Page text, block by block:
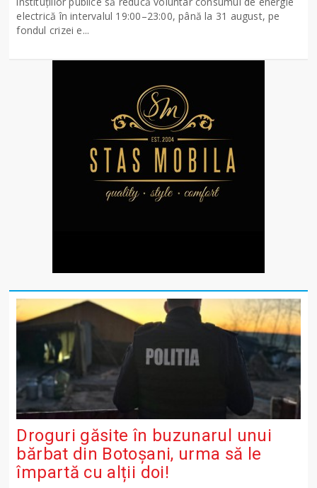
electrică în intervalul 19:00–23:00, până la 31 august, pe
fondul crizei e...
Droguri găsite în buzunarul unui
bărbat din Botoșani, urma să le
împartă cu alții doi!